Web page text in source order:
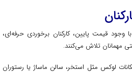
قیمت پایین، کارکنان برخوردی حرفه‌ای،
مهمانان تلاش می‌کنند.
لوکس مثل استخر، سالن ماساژ یا رستوران‌